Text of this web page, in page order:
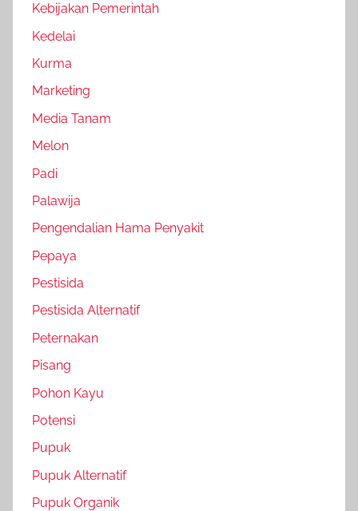
Kebijakan Pemerintah
Kedelai
Kurma
Marketing
Media Tanam
Melon
Padi
Palawija
Pengendalian Hama Penyakit
Pepaya
Pestisida
Pestisida Alternatif
Peternakan
Pisang
Pohon Kayu
Potensi
Pupuk
Pupuk Alternatif
Pupuk Organik